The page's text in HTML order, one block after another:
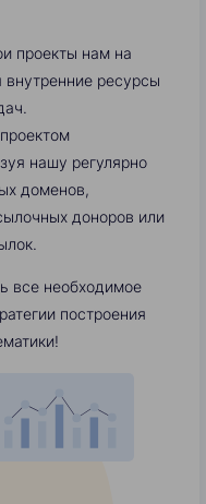
проекты нам на
внутренние ресурсы
нашу регулярно
доменов,
доноров или
все необходимое
построения